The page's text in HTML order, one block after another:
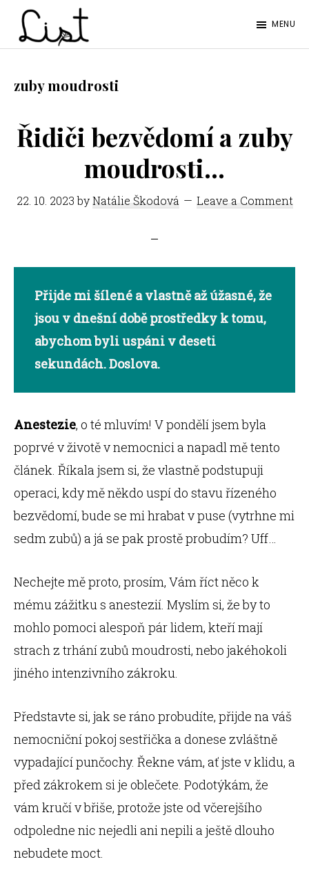
Skip
content
Skip
LIST
časopis
Litoměřice
MENU
zuby moudrosti
Řidiči bezvědomí a zuby
moudrosti…
22. 10. 2023byNatálie Škodová Leave a Comment
Přijde mi šílené a vlastně až úžasné, že
jsou v dnešní době prostředky k tomu,
abychom byli uspáni v deseti
sekundách. Doslova.
Anestezie, o té mluvím! V pondělí jsem byla
poprvé v životě v nemocnici a napadl mě tento
článek. Říkala jsem si, že vlastně podstupuji
operaci, kdy mě někdo uspí do stavu řízeného
bezvědomí, bude se mi hrabat v puse (vytrhne mi
sedm zubů) a já se pak prostě probudím? Uff…
Nechejte mě proto, prosím, Vám říct něco k
mému zážitku s anestezií. Myslím si, že by to
mohlo pomoci alespoň pár lidem, kteří mají
strach z trhání zubů moudrosti, nebo jakéhokoli
jiného intenzivního zákroku.
Představte si, jak se ráno probudíte, přijde na váš
nemocniční pokoj sestřička a donese zvláštně
vypadající punčochy. Řekne vám, ať jste v klidu, a
před zákrokem si je oblečete. Podotýkám, že
vám kručí v břiše, protože jste od včerejšího
odpoledne nic nejedli ani nepili a ještě dlouho
nebudete moct.